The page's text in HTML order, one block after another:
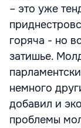
– это уже
горяча - но
затишье.
немного
добавил и
проблемы